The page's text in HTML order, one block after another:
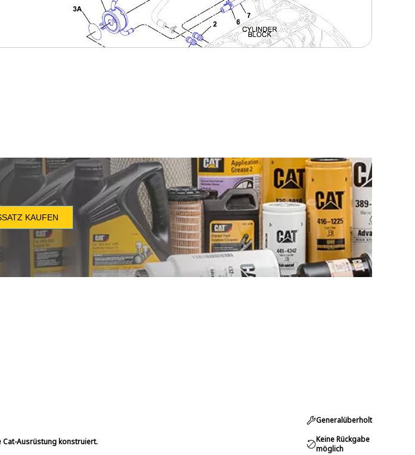
KAUFEN
Cat-Ausrüstung konstruiert.
Generalüberholt
Keine Rückgabe
möglich